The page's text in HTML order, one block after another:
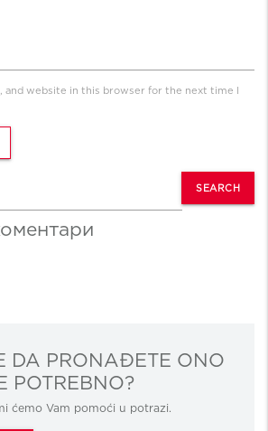
and website in this browser for the next time I
DA PRONAĐETE ONO
POTREBNO?
ćemo Vam pomoći u potrazi.